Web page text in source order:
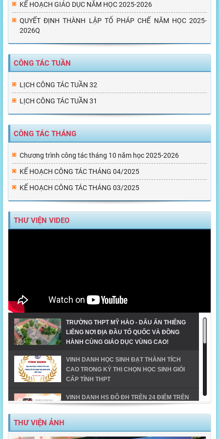
KẾ HOẠCH GIÁO DỤC NĂM HỌC 2025-2026
QUYẾT ĐỊNH THÀNH LẬP TỔ PHÁP CHẾ NĂM HỌC 2025-
2026Q
CÔNG TÁC TUẦN
LỊCH CÔNG TÁC TUẦN 32
LỊCH CÔNG TÁC TUẦN 31
CÔNG TÁC THÁNG
Chương trình công tác tháng 10 năm học 2025-2026
KẾ HOẠCH CÔNG TÁC THÁNG 04/2025
KẾ HOẠCH CÔNG TÁC THÁNG 03/2025
THƯ VIỆN VIDEO
TRƯỜNG THPT MỸ HÀO - DẤU ẤN THIÊNG
LIÊNG NƠI ĐỊA ĐẦU TỔ QUỐC VÀ ĐỒNG
HÀNH CÙNG GIÁO DỤC VÙNG CAO!
VINH DANH HỌC SINH ĐẠT THÀNH TÍCH
CAO TRONG KỲ THI CHỌN HỌC SINH GIỎI
CẤP TỈNH THPT
VINH DANH HS ĐỖ ĐH TRÊN 24 ĐIỂM TRÊN
ĐỊA BÀN TX MỸ HÀO-NĂM 2023
MỸ HÀO VINH DANH HỌC SINH GIỎI CẤP
THƯ VIỆN ẢNH